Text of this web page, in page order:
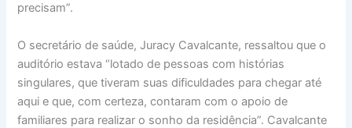
precisam”.
O secretário de saúde, Juracy Cavalcante, ressaltou que o
auditório estava “lotado de pessoas com histórias
singulares, que tiveram suas dificuldades para chegar até
aqui e que, com certeza, contaram com o apoio de
familiares para realizar o sonho da residência”. Cavalcante